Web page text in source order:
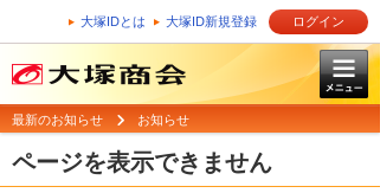
大塚IDとは 大塚ID新規登録 ログイン
最新のお知らせ お知らせ
ページを表示できません